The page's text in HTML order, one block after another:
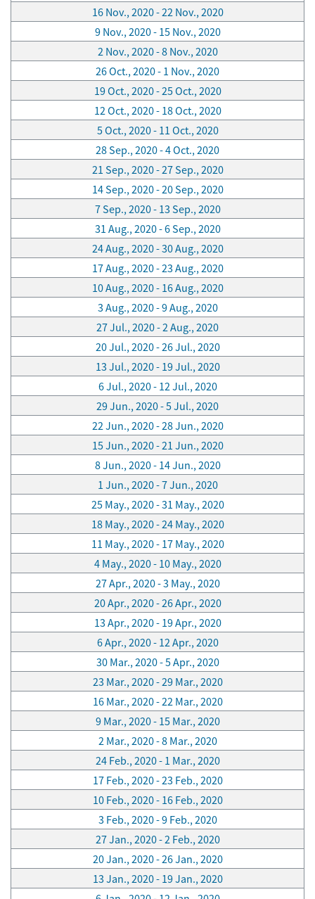
16 Nov., 2020 - 22 Nov., 2020
9 Nov., 2020 - 15 Nov., 2020
2 Nov., 2020 - 8 Nov., 2020
26 Oct., 2020 - 1 Nov., 2020
19 Oct., 2020 - 25 Oct., 2020
12 Oct., 2020 - 18 Oct., 2020
5 Oct., 2020 - 11 Oct., 2020
28 Sep., 2020 - 4 Oct., 2020
21 Sep., 2020 - 27 Sep., 2020
14 Sep., 2020 - 20 Sep., 2020
7 Sep., 2020 - 13 Sep., 2020
31 Aug., 2020 - 6 Sep., 2020
24 Aug., 2020 - 30 Aug., 2020
17 Aug., 2020 - 23 Aug., 2020
10 Aug., 2020 - 16 Aug., 2020
3 Aug., 2020 - 9 Aug., 2020
27 Jul., 2020 - 2 Aug., 2020
20 Jul., 2020 - 26 Jul., 2020
13 Jul., 2020 - 19 Jul., 2020
6 Jul., 2020 - 12 Jul., 2020
29 Jun., 2020 - 5 Jul., 2020
22 Jun., 2020 - 28 Jun., 2020
15 Jun., 2020 - 21 Jun., 2020
8 Jun., 2020 - 14 Jun., 2020
1 Jun., 2020 - 7 Jun., 2020
25 May., 2020 - 31 May., 2020
18 May., 2020 - 24 May., 2020
11 May., 2020 - 17 May., 2020
4 May., 2020 - 10 May., 2020
27 Apr., 2020 - 3 May., 2020
20 Apr., 2020 - 26 Apr., 2020
13 Apr., 2020 - 19 Apr., 2020
6 Apr., 2020 - 12 Apr., 2020
30 Mar., 2020 - 5 Apr., 2020
23 Mar., 2020 - 29 Mar., 2020
16 Mar., 2020 - 22 Mar., 2020
9 Mar., 2020 - 15 Mar., 2020
2 Mar., 2020 - 8 Mar., 2020
24 Feb., 2020 - 1 Mar., 2020
17 Feb., 2020 - 23 Feb., 2020
10 Feb., 2020 - 16 Feb., 2020
3 Feb., 2020 - 9 Feb., 2020
27 Jan., 2020 - 2 Feb., 2020
20 Jan., 2020 - 26 Jan., 2020
13 Jan., 2020 - 19 Jan., 2020